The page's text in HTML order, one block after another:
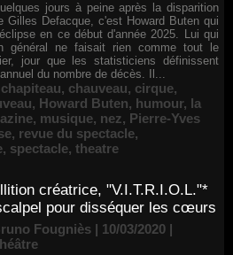
jours à peine après la disparition
Gilles Defacque, c'est Howard Buten qui
en ce début d'année 2025. Lui qui
général ne faisait rien comme tout le
jour que les statisticiens définissent
du nombre de décès. Il...
chapiteau, chauveau, cirque,
, Howard Buten, humour, la
, musique, nez, Pierre-Yves
, revue du spectacle,
, spectacle, theatre
créatrice, "V.I.T.R.I.O.L."*
pour disséquer les cœurs
Fougniès | 10/03/2020 |